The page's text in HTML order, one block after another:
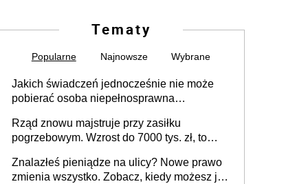
Tematy
Popularne Najnowsze Wybrane
Jakich świadczeń jednocześnie nie może
pobierać osoba niepełnosprawna
Rząd znowu majstruje przy zasiłku
pogrzebowym. Wzrost do 7000 tys. zł, to
Znalazłeś pieniądze na ulicy? Nowe prawo
zmienia wszystko. Zobacz, kiedy możesz je